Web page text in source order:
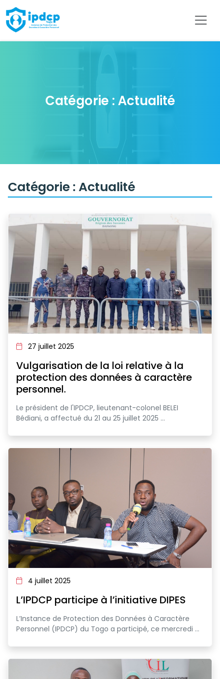
IPDCP
Catégorie :Actualité
Catégorie : Actualité
27 juillet 2025
Vulgarisation de la loi relative à la
protection des données à caractère
personnel.
Le président de l'IPDCP, lieutenant-colonel BELEI
Bédiani, a affectué du 21 au 25 juillet 2025 ...
4 juillet 2025
L’IPDCP participe à l’initiative DIPES
L’Instance de Protection des Données à Caractère
Personnel (IPDCP) du Togo a participé, ce mercredi ...